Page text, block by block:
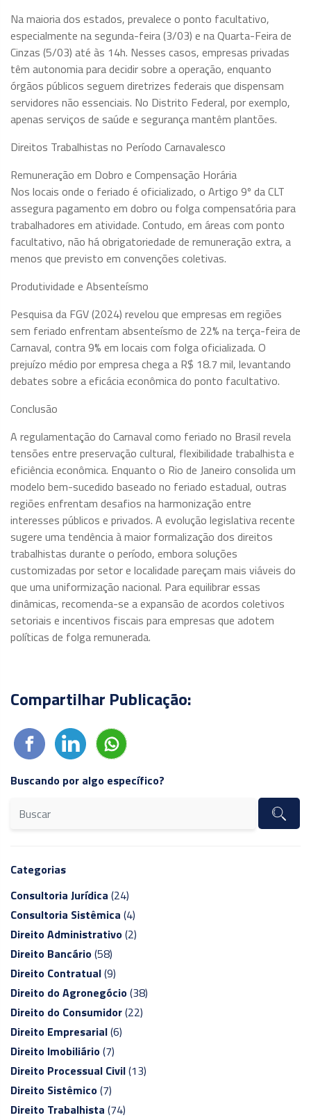
Na maioria dos estados, prevalece o ponto facultativo,
especialmente na segunda-feira (3/03) e na Quarta-Feira de
Cinzas (5/03) até às 14h. Nesses casos, empresas privadas
têm autonomia para decidir sobre a operação, enquanto
órgãos públicos seguem diretrizes federais que dispensam
servidores não essenciais. No Distrito Federal, por exemplo,
apenas serviços de saúde e segurança mantêm plantões.
Direitos Trabalhistas no Período Carnavalesco
Remuneração em Dobro e Compensação Horária
Nos locais onde o feriado é oficializado, o Artigo 9º da CLT
assegura pagamento em dobro ou folga compensatória para
trabalhadores em atividade. Contudo, em áreas com ponto
facultativo, não há obrigatoriedade de remuneração extra, a
menos que previsto em convenções coletivas.
Produtividade e Absenteísmo
Pesquisa da FGV (2024) revelou que empresas em regiões
sem feriado enfrentam absenteísmo de 22% na terça-feira de
Carnaval, contra 9% em locais com folga oficializada. O
prejuízo médio por empresa chega a R$ 18.7 mil, levantando
debates sobre a eficácia econômica do ponto facultativo.
Conclusão
A regulamentação do Carnaval como feriado no Brasil revela
tensões entre preservação cultural, flexibilidade trabalhista e
eficiência econômica. Enquanto o Rio de Janeiro consolida um
modelo bem-sucedido baseado no feriado estadual, outras
regiões enfrentam desafios na harmonização entre
interesses públicos e privados. A evolução legislativa recente
sugere uma tendência à maior formalização dos direitos
trabalhistas durante o período, embora soluções
customizadas por setor e localidade pareçam mais viáveis do
que uma uniformização nacional. Para equilibrar essas
dinâmicas, recomenda-se a expansão de acordos coletivos
setoriais e incentivos fiscais para empresas que adotem
políticas de folga remunerada.
Compartilhar Publicação:
Buscando por algo específico?
Categorias
Consultoria Jurídica (24)
Consultoria Sistêmica (4)
Direito Administrativo(2)
Direito Bancário(58)
Direito Contratual(9)
Direito do Agronegócio(38)
Direito do Consumidor(22)
Direito Empresarial(6)
Direito Imobiliário(7)
Direito Processual Civil(13)
Direito Sistêmico(7)
Direito Trabalhista (74)